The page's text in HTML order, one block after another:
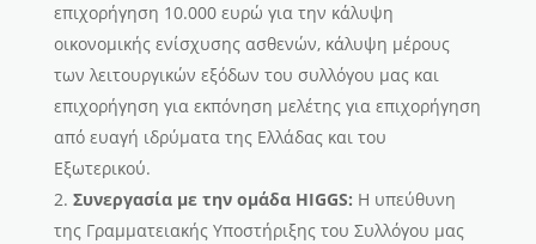
επιχορήγηση 10.000 ευρώ για την κάλυψη
οικονομικής ενίσχυσης ασθενών, κάλυψη μέρους
των λειτουργικών εξόδων του συλλόγου μας και
επιχορήγηση για εκπόνηση μελέτης για επιχορήγηση
από ευαγή ιδρύματα της Ελλάδας και του
Εξωτερικού.
Συνεργασία με την ομάδα HIGGS: H υπεύθυνη
της Γραμματειακής Υποστήριξης του Συλλόγου μας